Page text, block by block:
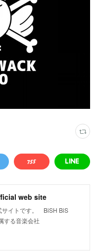
web site
サイトです。 BiSH BiS
する音楽会社